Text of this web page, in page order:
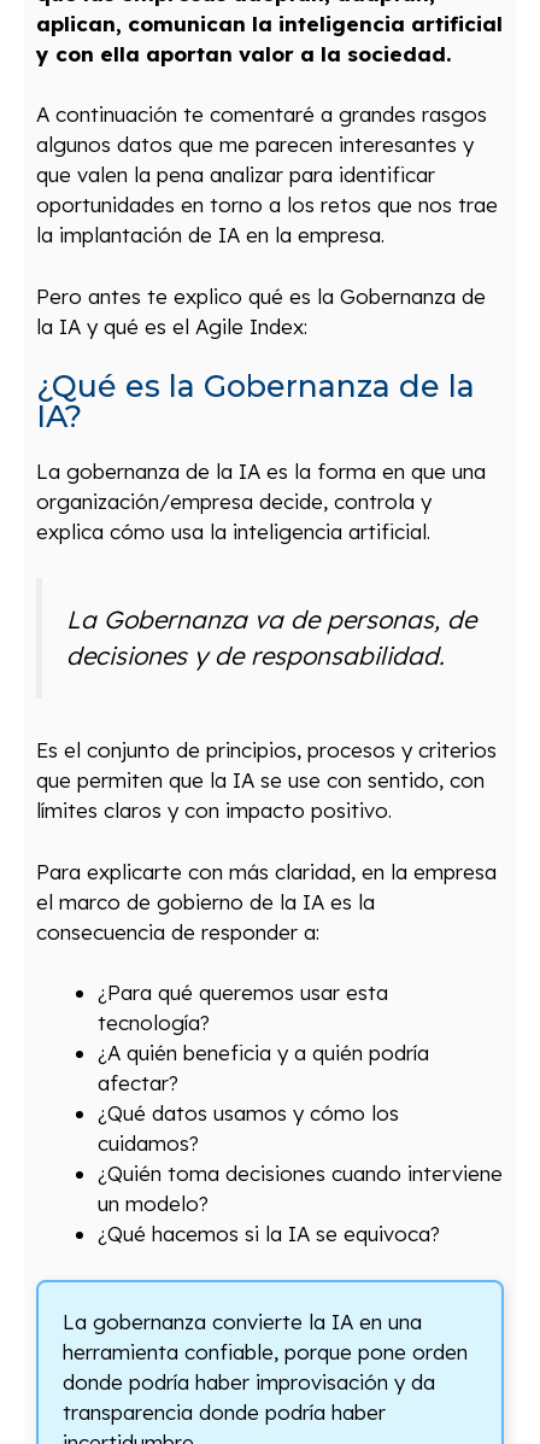
aplican, comunican la inteligencia artificial
y con ella aportan valor a la sociedad.
A continuación te comentaré a grandes rasgos
algunos datos que me parecen interesantes y
que valen la pena analizar para identificar
oportunidades en torno a los retos que nos trae
la implantación de IA en la empresa.
Pero antes te explico qué es la Gobernanza de
la IA y qué es el Agile Index:
¿Qué es la Gobernanza de la
IA?
La gobernanza de la IA es la forma en que una
organización/empresa decide, controla y
explica cómo usa la inteligencia artificial.
La Gobernanza va de personas, de
decisiones y de responsabilidad.
Es el conjunto de principios, procesos y criterios
que permiten que la IA se use con sentido, con
límites claros y con impacto positivo.
Para explicarte con más claridad, en la empresa
el marco de gobierno de la IA es la
consecuencia de responder a:
¿Para qué queremos usar esta
tecnología?
¿A quién beneficia y a quién podría
afectar?
¿Qué datos usamos y cómo los
cuidamos?
¿Quién toma decisiones cuando interviene
un modelo?
¿Qué hacemos si la IA se equivoca?
La gobernanza convierte la IA en una
herramienta confiable, porque pone orden
donde podría haber improvisación y da
transparencia donde podría haber